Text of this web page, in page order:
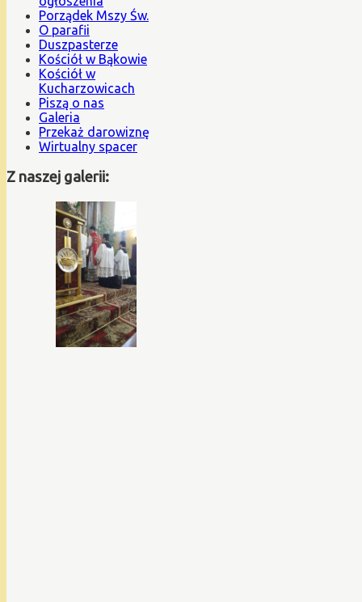
Porządek Mszy Św.
O parafii
Duszpasterze
Kościół w Bąkowie
Kościół w
Kucharzowicach
Piszą o nas
Galeria
Przekaż darowiznę
Wirtualny spacer
Z naszej galerii: